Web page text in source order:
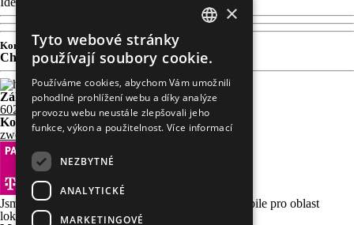
Kontaktní formulář
Chyba:Kontaktní formulář nebyl nalezen.
Zákaznická linka:
602 222 228
Kontaktní e-mail:
zwebu@rex.eu
Jsme certifikovaným M2M partnerem firmy T-Mobile pro oblast
lokalizace a střežení již od roku 2003.
GERMAN
×
Tyto webové stránky
používají soubory cookie.
Používáme cookies, abychom Vám umožnili
pohodlné prohlížení webu a díky analýze
provozu webu neustále zlepšovali jeho
funkce, výkon a použitelnost.Více informací
NEZBYTNÉ
ANALYTICKÉ
MARKETINGOVÉ